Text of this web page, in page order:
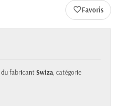
favorite_border
du fabricant Swiza, catégorie